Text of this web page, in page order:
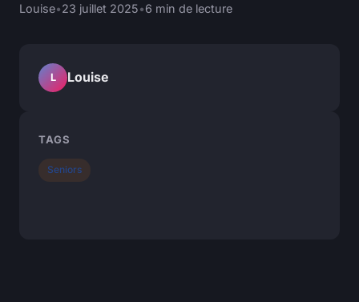
Louise•23 juillet 2025•6 min de lecture
L Louise
TAGS
Seniors